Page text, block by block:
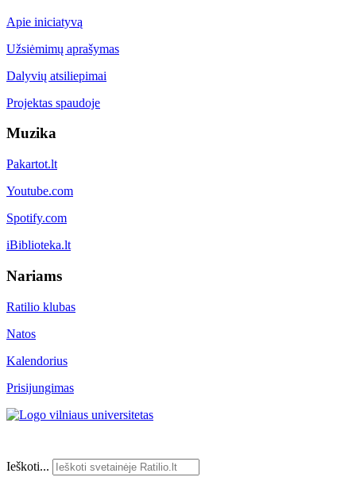
Apie iniciatyvą
Užsiėmimų aprašymas
Dalyvių atsiliepimai
Projektas spaudoje
Muzika
Pakartot.lt
Youtube.com
Spotify.com
iBiblioteka.lt
Nariams
Ratilio klubas
Natos
Kalendorius
Prisijungimas
Ieškoti...